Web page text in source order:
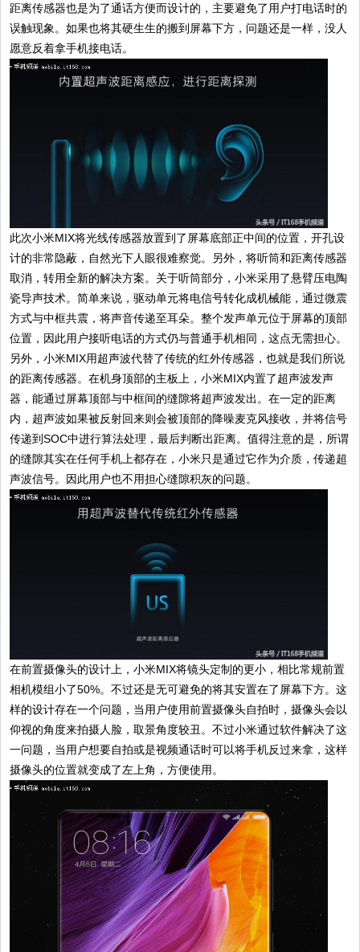
距离传感器也是为了通话方便而设计的，主要避免了用户打电话时的
误触现象。如果也将其硬生生的搬到屏幕下方，问题还是一样，没人
愿意反着拿手机接电话。
此次小米MIX将光线传感器放置到了屏幕底部正中间的位置，开孔设
计的非常隐蔽，自然光下人眼很难察觉。另外，将听筒和距离传感器
取消，转用全新的解决方案。关于听筒部分，小米采用了悬臂压电陶
瓷导声技术。简单来说，驱动单元将电信号转化成机械能，通过微震
方式与中框共震，将声音传递至耳朵。整个发声单元位于屏幕的顶部
位置，因此用户接听电话的方式仍与普通手机相同，这点无需担心。
另外，小米MIX用超声波代替了传统的红外传感器，也就是我们所说
的距离传感器。在机身顶部的主板上，小米MIX内置了超声波发声
器，能通过屏幕顶部与中框间的缝隙将超声波发出。在一定的距离
内，超声波如果被反射回来则会被顶部的降噪麦克风接收，并将信号
传递到SOC中进行算法处理，最后判断出距离。值得注意的是，所谓
的缝隙其实在任何手机上都存在，小米只是通过它作为介质，传递超
声波信号。因此用户也不用担心缝隙积灰的问题。
在前置摄像头的设计上，小米MIX将镜头定制的更小，相比常规前置
相机模组小了50%。不过还是无可避免的将其安置在了屏幕下方。这
样的设计存在一个问题，当用户使用前置摄像头自拍时，摄像头会以
仰视的角度来拍摄人脸，取景角度较丑。不过小米通过软件解决了这
一问题，当用户想要自拍或是视频通话时可以将手机反过来拿，这样
摄像头的位置就变成了左上角，方便使用。